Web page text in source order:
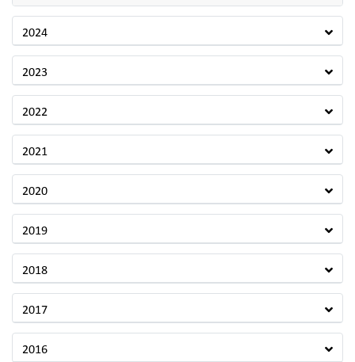
2024
2023
2022
2021
2020
2019
2018
2017
2016